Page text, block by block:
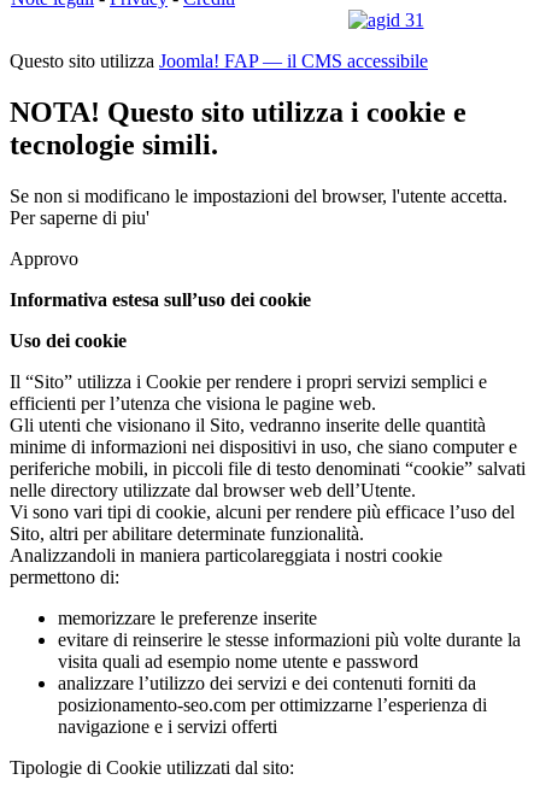
Questo sito utilizza Joomla! FAP — il CMS accessibile
NOTA! Questo sito utilizza i cookie e
tecnologie simili.
Se non si modificano le impostazioni del browser, l'utente accetta.
Per saperne di piu'
Approvo
Informativa estesa sull’uso dei cookie
Uso dei cookie
Il “Sito” utilizza i Cookie per rendere i propri servizi semplici e
efficienti per l’utenza che visiona le pagine web.
Gli utenti che visionano il Sito, vedranno inserite delle quantità
minime di informazioni nei dispositivi in uso, che siano computer e
periferiche mobili, in piccoli file di testo denominati “cookie” salvati
nelle directory utilizzate dal browser web dell’Utente.
Vi sono vari tipi di cookie, alcuni per rendere più efficace l’uso del
Sito, altri per abilitare determinate funzionalità.
Analizzandoli in maniera particolareggiata i nostri cookie
permettono di:
memorizzare le preferenze inserite
evitare di reinserire le stesse informazioni più volte durante la
visita quali ad esempio nome utente e password
analizzare l’utilizzo dei servizi e dei contenuti forniti da
posizionamento-seo.com per ottimizzarne l’esperienza di
navigazione e i servizi offerti
Tipologie di Cookie utilizzati dal sito: